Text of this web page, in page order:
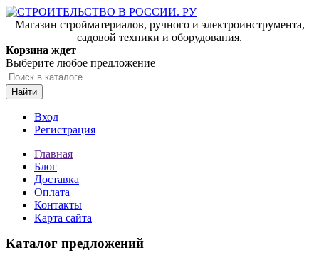
Магазин стройматериалов, ручного и электроинструмента,
садовой техники и оборудования.
Корзина ждет
Выберите любое предложение
Найти
Вход
Регистрация
Главная
Блог
Доставка
Оплата
Контакты
Карта сайта
Каталог предложений